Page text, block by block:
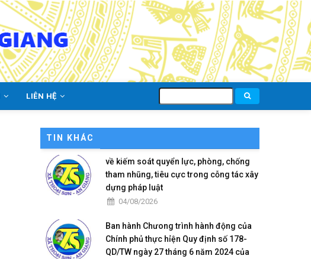
LIÊN HỆ
kiếm
TIN KHÁC
về kiếm soát quyển lực, phòng, chống
tham nhũng, tiêu cực trong cỗng tác xây
dựng pháp luật
04/08/2026
Ban hành Chưong trình hành động của
Chính phủ thực hỉện Quy định số 178-
QD/TW ngày 27 tháng 6 năm 2024 của